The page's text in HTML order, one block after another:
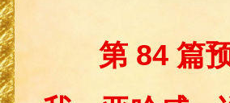
第 84 篇